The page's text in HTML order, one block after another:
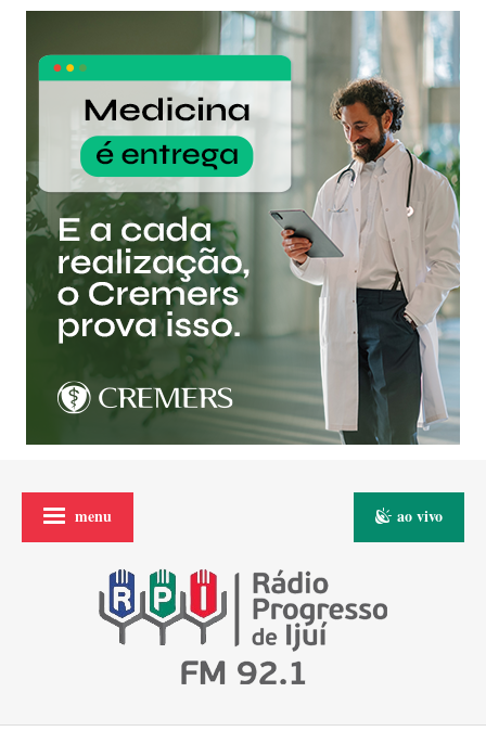
menu ao vivo